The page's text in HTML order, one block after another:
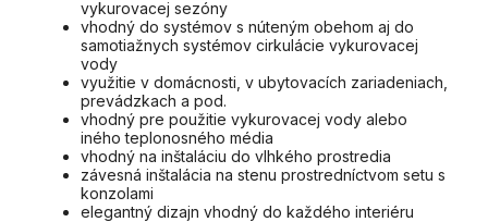
vykurovacej sezóny
vhodný do systémov s núteným obehom aj do
samotiažnych systémov cirkulácie vykurovacej
vody
využitie v domácnosti, v ubytovacích zariadeniach,
prevádzkach a pod.
vhodný pre použitie vykurovacej vody alebo
iného teplonosného média
vhodný na inštaláciu do vlhkého prostredia
závesná inštalácia na stenu prostredníctvom setu s
konzolami
elegantný dizajn vhodný do každého interiéru